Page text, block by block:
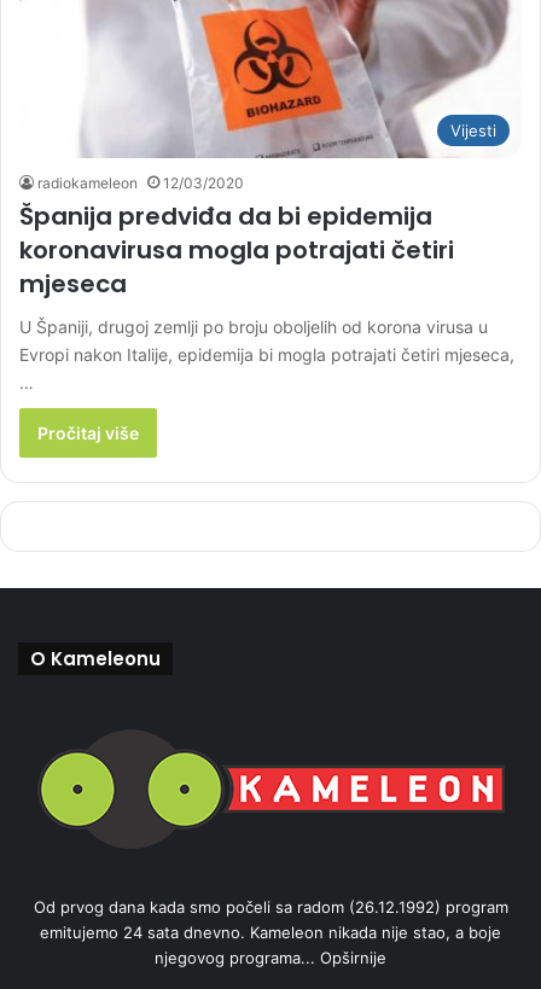
Vijesti
radiokameleon 12/03/2020
Španija predviđa da bi epidemija
koronavirusa mogla potrajati četiri
mjeseca
U Španiji, drugoj zemlji po broju oboljelih od korona virusa u
Evropi nakon Italije, epidemija bi mogla potrajati četiri mjeseca,
…
Pročitaj više
O Kameleonu
Od prvog dana kada smo počeli sa radom (26.12.1992) program
emitujemo 24 sata dnevno. Kameleon nikada nije stao, a boje
njegovog programa... Opširnije